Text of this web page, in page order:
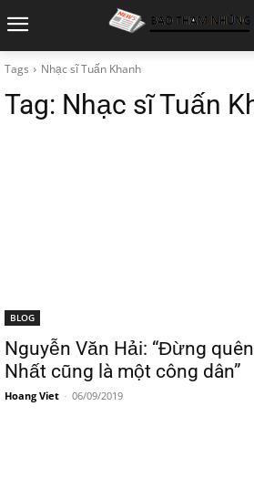
Tags Nhạc sĩ Tuấn Khanh
Tag: Nhạc sĩ Tuấn
BLOG
Nguyễn Văn Hải: “Đừng
Nhất cũng là một công dân”
Hoang Viet - 06/09/2019